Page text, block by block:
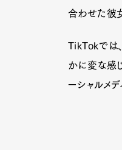
合わせた彼
TikTokでは
かに変な感
ーシャルメ